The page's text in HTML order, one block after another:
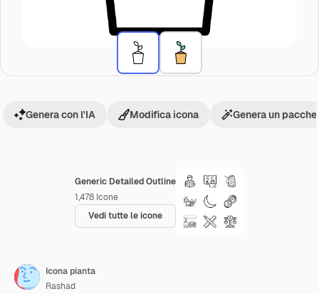
Generic Detailed Outline
1,478 Icone
Vedi tutte le icone
Genera con l'IA Modifica icona Genera un
Icona pianta
Rashad